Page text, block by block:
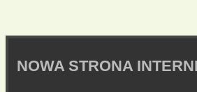
NOWA STRONA